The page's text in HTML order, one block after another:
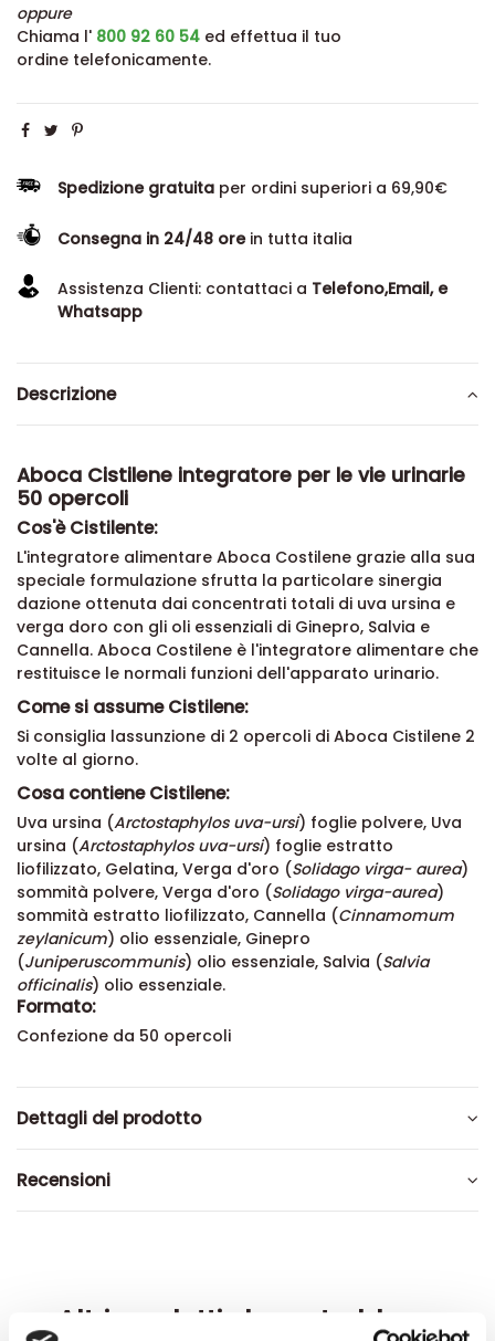
oppure
Chiama l' 800 92 60 54 ed effettua il tuo
ordine telefonicamente.
Spedizione gratuita per ordini superiori a 69,90€
Consegna in 24/48 orein tutta italia
Assistenza Clienti: contattaci a Telefono,Email, e
Whatsapp
Descrizione
Aboca Cistilene integratore per le vie urinarie
50 opercoli
Cos'è Cistilente:
L'integratore alimentare Aboca Costilene grazie alla sua
speciale formulazione sfrutta la particolare sinergia
dazione ottenuta dai concentrati totali di uva ursina e
verga doro con gli oli essenziali di Ginepro, Salvia e
Cannella. Aboca Costilene è l'integratore alimentare che
restituisce le normali funzioni dell'apparato urinario.
Come si assume Cistilene:
Si consiglia lassunzione di 2 opercoli di Aboca Cistilene 2
volte al giorno.
Cosa contiene Cistilene:
Uva ursina (Arctostaphylos uva-ursi) foglie polvere, Uva
ursina (Arctostaphylos uva-ursi) foglie estratto
liofilizzato, Gelatina, Verga d'oro (Solidago virga- aurea)
sommità polvere, Verga d'oro (Solidago virga-aurea)
sommità estratto liofilizzato, Cannella (Cinnamomum
zeylanicum) olio essenziale, Ginepro
(Juniperuscommunis) olio essenziale, Salvia (Salvia
officinalis) olio essenziale.
Formato:
Confezione da 50 opercoli
Dettagli del prodotto
Recensioni
Altri prodotti che potrebbero